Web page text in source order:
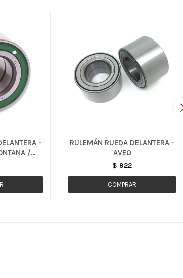
-
/
RULEMÁN RUEDA DELANTERA -
AVEO
$ 922